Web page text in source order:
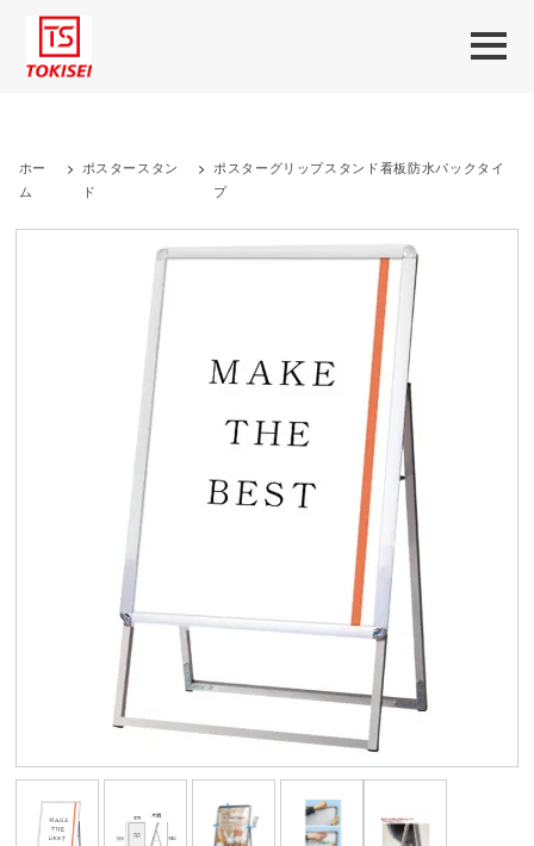
ホー
ム
> ポスタースタン
ド
> ポスターグリップスタンド看板防水パックタイ
プ